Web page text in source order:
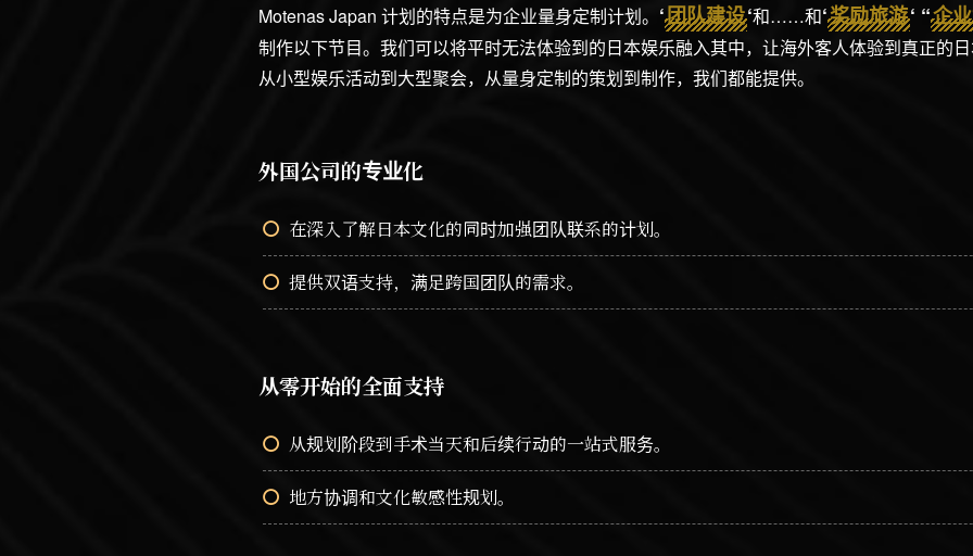
Motenas Japan 计划的特点是为企业量身定制计划。 ‘团队建设‘和……和‘奖励旅游‘ “企
制作以下节目。我们可以将平时无法体验到的日本娱乐融入其中，让海外客人体验到真正的
从小型娱乐活动到大型聚会，从量身定制的策划到制作，我们都能提供。
外国公司的专业化
在深入了解日本文化的同时加强团队联系的计划。
提供双语支持，满足跨国团队的需求。
从零开始的全面支持
从规划阶段到手术当天和后续行动的一站式服务。
地方协调和文化敏感性规划。